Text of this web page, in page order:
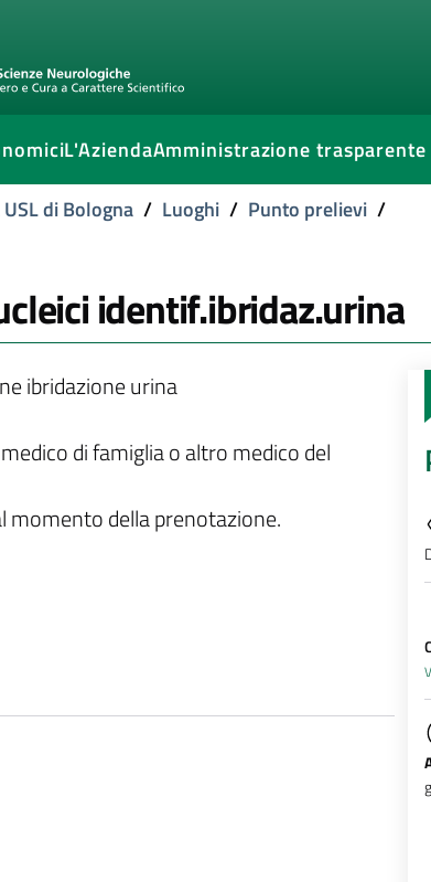
L'AziendaAmministrazione trasparente
di Bologna / Luoghi / Punto prelievi /
identif.ibridaz.urina
ibridazione urina
di famiglia o altro medico del
momento della prenotazione.